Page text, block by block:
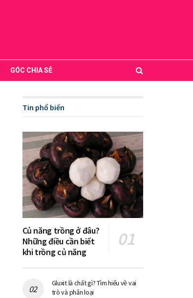
GÓC CHIA SẺ
Tin phổ biến
Củ năng trồng ở đâu?
Những điều cần biết
khi trồng củ năng
Gluxit là chất gì? Tìm hiểu về vai
trò và phân loại